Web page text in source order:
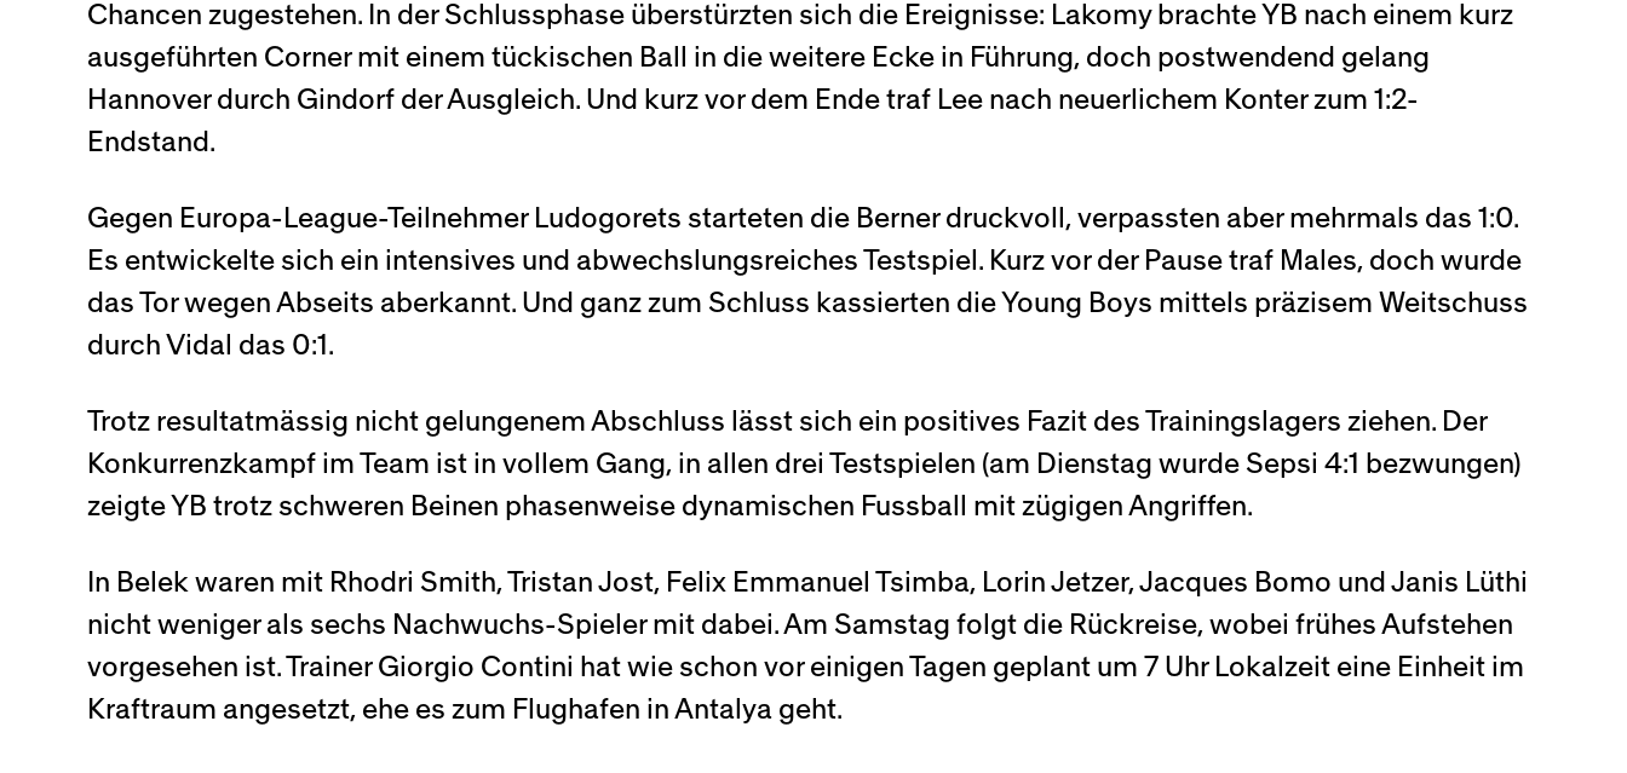
Chancen zugestehen. In der Schlussphase überstürzten sich die Ereignisse: Lakomy brachte YB nach einem kurz
ausgeführten Corner mit einem tückischen Ball in die weitere Ecke in Führung, doch postwendend gelang
Hannover durch Gindorf der Ausgleich. Und kurz vor dem Ende traf Lee nach neuerlichem Konter zum 1:2-
Endstand.
Gegen Europa-League-Teilnehmer Ludogorets starteten die Berner druckvoll, verpassten aber mehrmals das 1:0.
Es entwickelte sich ein intensives und abwechslungsreiches Testspiel. Kurz vor der Pause traf Males, doch wurde
das Tor wegen Abseits aberkannt. Und ganz zum Schluss kassierten die Young Boys mittels präzisem Weitschuss
durch Vidal das 0:1.
Trotz resultatmässig nicht gelungenem Abschluss lässt sich ein positives Fazit des Trainingslagers ziehen. Der
Konkurrenzkampf im Team ist in vollem Gang, in allen drei Testspielen (am Dienstag wurde Sepsi 4:1 bezwungen)
zeigte YB trotz schweren Beinen phasenweise dynamischen Fussball mit zügigen Angriffen.
In Belek waren mit Rhodri Smith, Tristan Jost, Felix Emmanuel Tsimba, Lorin Jetzer, Jacques Bomo und Janis Lüthi
nicht weniger als sechs Nachwuchs-Spieler mit dabei. Am Samstag folgt die Rückreise, wobei frühes Aufstehen
vorgesehen ist. Trainer Giorgio Contini hat wie schon vor einigen Tagen geplant um 7 Uhr Lokalzeit eine Einheit im
Kraftraum angesetzt, ehe es zum Flughafen in Antalya geht.